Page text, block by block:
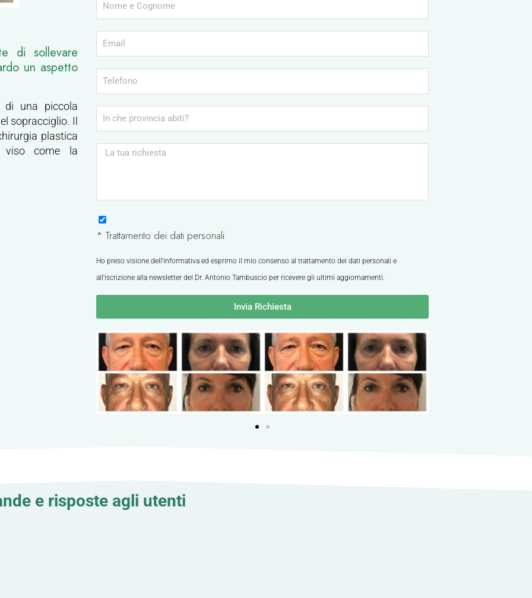
di sollevare
un aspetto
di una piccola
sopracciglio. Il
plastica
viso come la
* Trattamento dei dati personali
Ho preso visione dell'informativa ed esprimo il mio consenso al trattamento dei dati personali e
all'iscrizione alla newsletter del Dr. Antonio Tambuscio per ricevere gli ultimi aggiornamenti.
Invia Richiesta
e risposte agli utenti